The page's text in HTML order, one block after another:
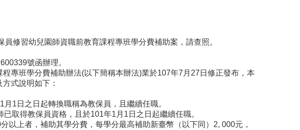
修習幼兒園師資職前教育課程專班學分費補助案，請查照。
號函辦理。
專班學分費補助辦法(以下簡稱本辦法)業於107年7月27日修正發布，本
式說明如下：
1日之日起轉換職稱為教保員，且繼續任職。
取得教保員資格，且於101年1月1日之日起繼續任職。
以上者，補助其學分費，每學分最高補助新臺幣（以下同）2, 000元，